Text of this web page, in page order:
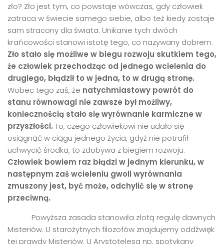
zło? Zło jest tym, co powstaje wówczas, gdy człowiek
zatraca w świecie samego siebie, albo też kiedy zostaje
sam stracony dla świata. Unikanie tych dwóch
krańcowości stanowi istotę tego, co nazywany dobrem.
Zło stało się możliwe w biegu rozwoju skutkiem tego,
że człowiek przechodząc od jednego wcielenia do
drugiego, błądził to w jedna, to w drugą stronę.
Wobec tego zaś, że natychmiastowy powrót do
stanu równowagi nie zawsze był możliwy,
koniecznością stało się wyrównanie karmiczne w
przyszłości. To, czego człowiekowi nie udało się
osiągnąć w ciągu jednego życia, gdyż nie potrafił
uchwycić środka, to zdobywa z biegiem rozwoju.
Człowiek bowiem raz błądzi w jednym kierunku, w
następnym zaś wcieleniu gwoli wyrównania
zmuszony jest, być może, odchylić się w stronę
przeciwną.
Powyższa zasada stanowiła złotą regułę dawnych
Misteriów. U starożytnych filozofów znajdujemy oddźwięk
tej prawdy Misteriów. U Arystotelesa np. spotykany